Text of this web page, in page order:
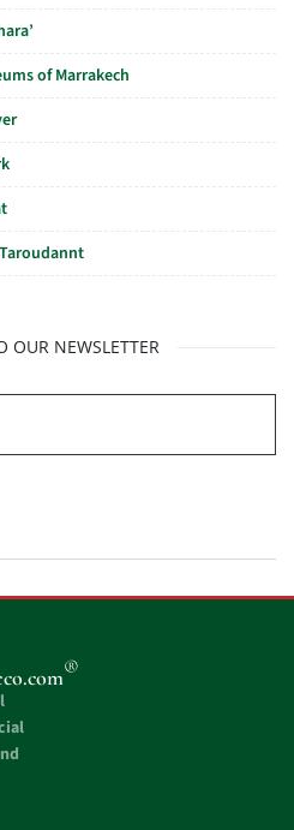
of Marrakech
OUR NEWSLETTER
®